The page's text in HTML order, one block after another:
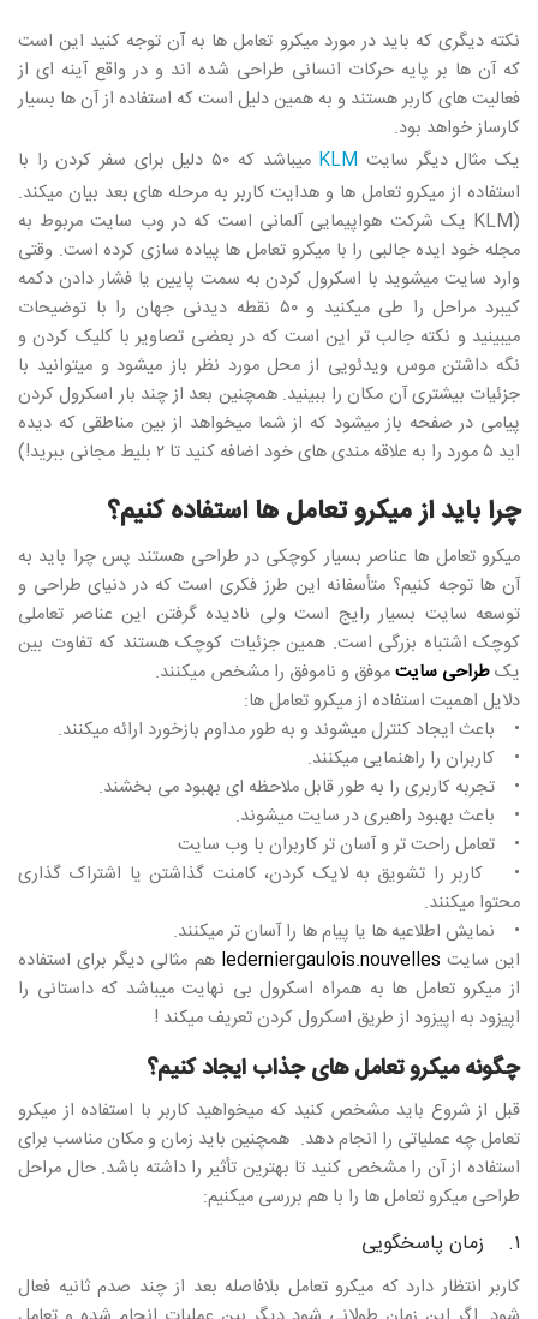
نکته دیگری که باید در مورد میکرو تعامل ها به آن توجه کنید این است
که آن ها بر پایه حرکات انسانی طراحی شده اند و در واقع آینه ای از
فعالیت های کاربر هستند و به همین دلیل است که استفاده از آن ها بسیار
کارساز خواهد بود.
یک مثال دیگر سایت KLM
میباشد که ۵۰ دلیل برای سفر کردن را با
استفاده از میکرو تعامل ها و هدایت کاربر به مرحله های بعد بیان میکند.
(KLM یک شرکت هواپیمایی آلمانی است که در وب سایت مربوط به
مجله خود ایده جالبی را با میکرو تعامل ها پیاده سازی کرده است. وقتی
وارد سایت میشوید با اسکرول کردن به سمت پایین یا فشار دادن دکمه
کیبرد مراحل را طی میکنید و ۵۰ نقطه دیدنی جهان را با توضیحات
میبینید و نکته جالب تر این است که در بعضی تصاویر با کلیک کردن و
نگه داشتن موس ویدئویی از محل مورد نظر باز میشود و میتوانید با
جزئیات بیشتری آن مکان را ببینید. همچنین بعد از چند بار اسکرول کردن
پیامی در صفحه باز میشود که از شما میخواهد از بین مناطقی که دیده
اید ۵ مورد را به علاقه مندی های خود اضافه کنید تا ۲ بلیط مجانی ببرید!)
چرا باید از میکرو تعامل ها استفاده کنیم؟
میکرو تعامل ها عناصر بسیار کوچکی در طراحی هستند پس چرا باید به
آن ها توجه کنیم؟ متأسفانه این طرز فکری است که در دنیای طراحی و
توسعه سایت بسیار رایج است ولی نادیده گرفتن این عناصر تعاملی
کوچک اشتباه بزرگی است. همین جزئیات کوچک هستند که تفاوت بین
یکطراحی سایتموفق و ناموفق را مشخص میکنند.
دلایل اهمیت استفاده از میکرو تعامل ها:
• باعث ایجاد کنترل میشوند و به طور مداوم بازخورد ارائه میکنند.
• کاربران را راهنمایی میکنند.
• تجربه کاربری را به طور قابل ملاحظه ای بهبود می بخشند.
• باعث بهبود راهبری در سایت میشوند.
• تعامل راحت تر و آسان تر کاربران با وب سایت
• کاربر را تشویق به لایک کردن، کامنت گذاشتن یا اشتراک گذاری
محتوا میکنند.
• نمایش اطلاعیه ها یا پیام ها را آسان تر میکنند.
این سایت lederniergaulois.nouvelles هم مثالی دیگر برای استفاده
از میکرو تعامل ها به همراه اسکرول بی نهایت میباشد که داستانی را
اپیزود به اپیزود از طریق اسکرول کردن تعریف میکند !
چگونه میکرو تعامل های جذاب ایجاد کنیم؟
قبل از شروع باید مشخص کنید که میخواهید کاربر با استفاده از میکرو
تعامل چه عملیاتی را انجام دهد. همچنین باید زمان و مکان مناسب برای
استفاده از آن را مشخص کنید تا بهترین تأثیر را داشته باشد. حال مراحل
طراحی میکرو تعامل ها را با هم بررسی میکنیم:
۱. زمان پاسخگویی
کاربر انتظار دارد که میکرو تعامل بلافاصله بعد از چند صدم ثانیه فعال